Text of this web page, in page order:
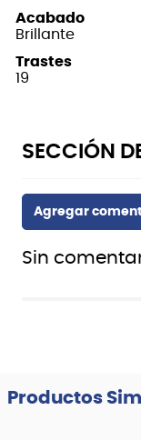
Acabado
Brillante
Trastes
19
Sin
Productos